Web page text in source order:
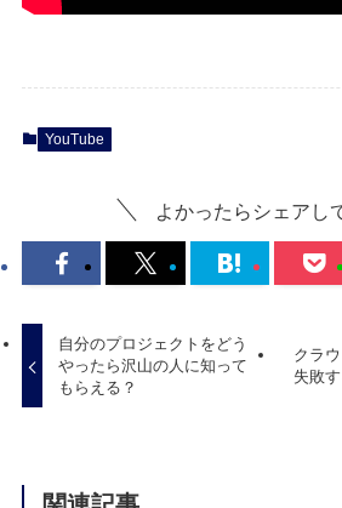
YouTube
よかったらシェアし
自分のプロジェクトをどう
やったら沢山の人に知って
もらえる？
クラ
失敗